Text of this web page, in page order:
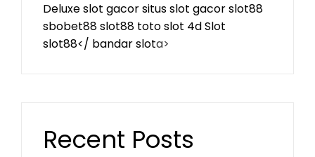
Deluxeslot gacorsitus slot gacorslot88
sbobet88slot88 toto slot 4dSlot
slot88</ bandar slota>
Recent Posts